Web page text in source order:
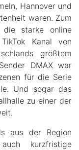
Hannover und
waren. Zum
starke online
Kanal von
größtem
DMAX war
für die Serie
Und sogar das
zu einer der
aus der Region
kurzfristige